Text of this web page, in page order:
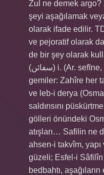
Zul ne demek argo?
şeyi aşağılamak
olarak ifade edilir.
ve pejoratif olarak
de bir şey olarak
(ﺳﻔﺎﺋﻦ) i. (Ar. sefīne, sefā’in çoğulu) gemiler,
gemiler: Zahîre her
ve leb-i derya
saldırısını
gölleri önündeki
atışları… Safilin ne
ahsen-i takvîm,
güzeli; Esfel-i Sâfilîn
bedbahtı,